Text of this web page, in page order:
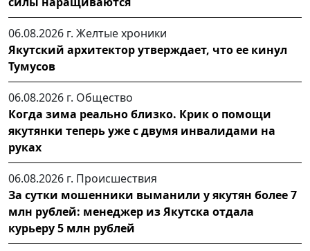
06.08.2026 г. Желтые хроники
Якутский архитектор утверждает, что ее кинул
Тумусов
06.08.2026 г. Общество
Когда зима реально близко. Крик о помощи
якутянки теперь уже с двумя инвалидами на
руках
06.08.2026 г. Происшествия
За сутки мошенники выманили у якутян более 7
млн рублей: менеджер из Якутска отдала
курьеру 5 млн рублей